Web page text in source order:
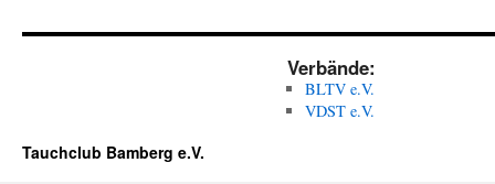
Verbände:
BLTV e.V.
VDST e.V.
Tauchclub Bamberg e.V.